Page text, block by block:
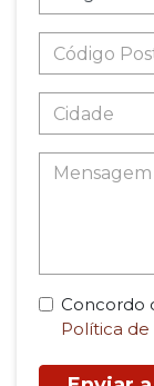
Concordo
Política de